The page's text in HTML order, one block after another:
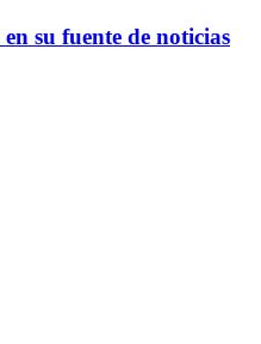
en su fuente de noticias